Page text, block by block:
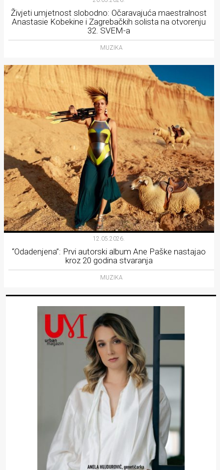
Živjeti umjetnost slobodno: Očaravajuća maestralnost
Anastasie Kobekine i Zagrebačkih solista na otvorenju
32. SVEM-a
MUZIKA
12.05.2026.
“Odadenjena”: Prvi autorski album Ane Paške nastajao
kroz 20 godina stvaranja
MUZIKA